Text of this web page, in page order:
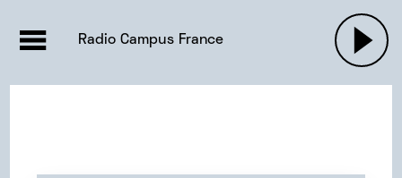
ACTUALITÉS
EMISSIONS |
PODCASTS
Radio Campus France